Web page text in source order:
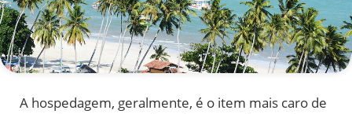
A hospedagem, geralmente, é o item mais caro de